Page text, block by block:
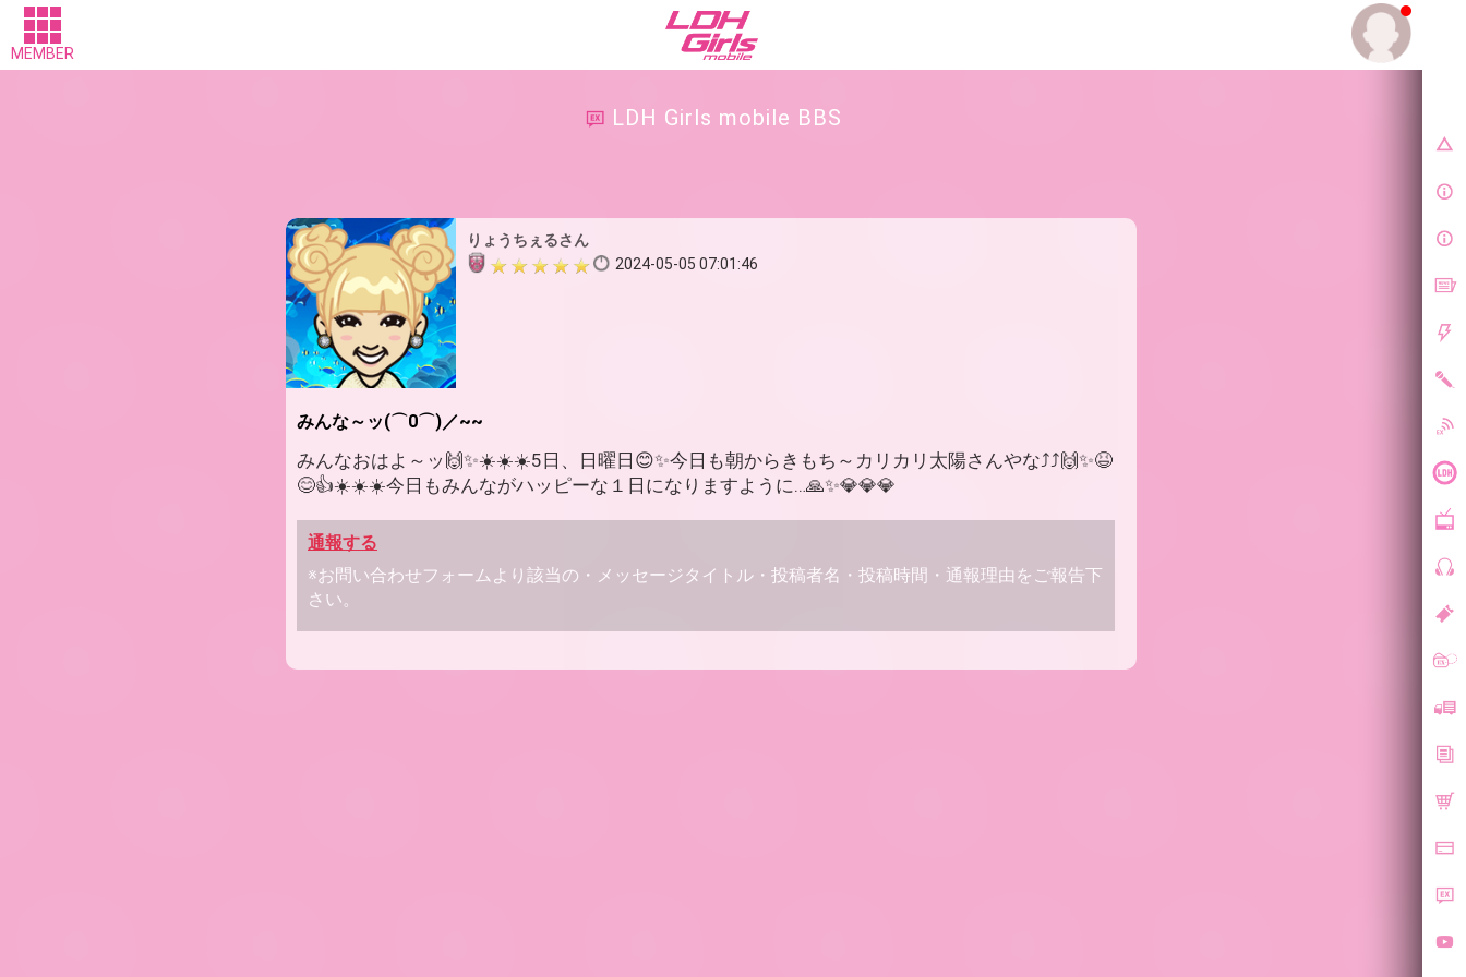
MEMBER
LDH Girls mobile BBS
りょうちぇるさん
2024-05-05 07:01:46
みんな～ッ(⌒0⌒)／~~
みんなおはよ～ッ🙌✨☀️☀️☀️5日、日曜日😊✨今日も朝からきもち～カリカリ太陽さんやな⤴️⤴️🙌✨😆
😊👍☀️☀️☀️今日もみんながハッピーな１日になりますように…🙏✨💎💎💎
通報する
※お問い合わせフォームより該当の・メッセージタイトル・投稿者名・投稿時間・通報理由をご報告下
さい。